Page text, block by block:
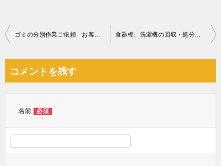
投
ビ
ゴミの分別作業ご依頼 お客様の声 食器棚、洗濯機の回収・処分ご依頼 お客様の声
コメントを残す
名前 必須